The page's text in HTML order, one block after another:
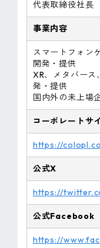
代表取締役社
事業内容
スマートフォン
開発・提供
XR、メタバース
発・提供
国内外の未上場
コーポレートサ
https://
公式X
https://
公式Facebook
https://